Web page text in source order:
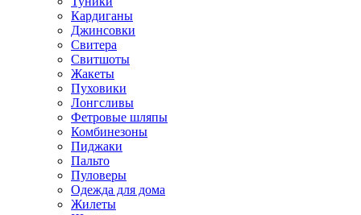
Кардиганы
Джинсовки
Свитера
Свитшоты
Жакеты
Пуховики
Лонгсливы
Фетровые шляпы
Комбинезоны
Пиджаки
Пальто
Пуловеры
Одежда для дома
Жилеты